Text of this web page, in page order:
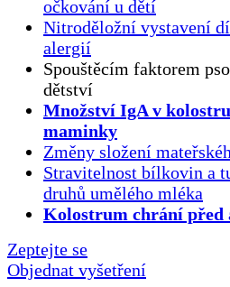
očkování u dětí
Nitroděložní vystavení
alergií
Spouštěcím faktorem
dětství
Množství IgA v
maminky
Změny složení
Stravitelnost bílkovin a
druhů umělého mléka
Kolostrum chrání před
Zeptejte se
Objednat vyšetření